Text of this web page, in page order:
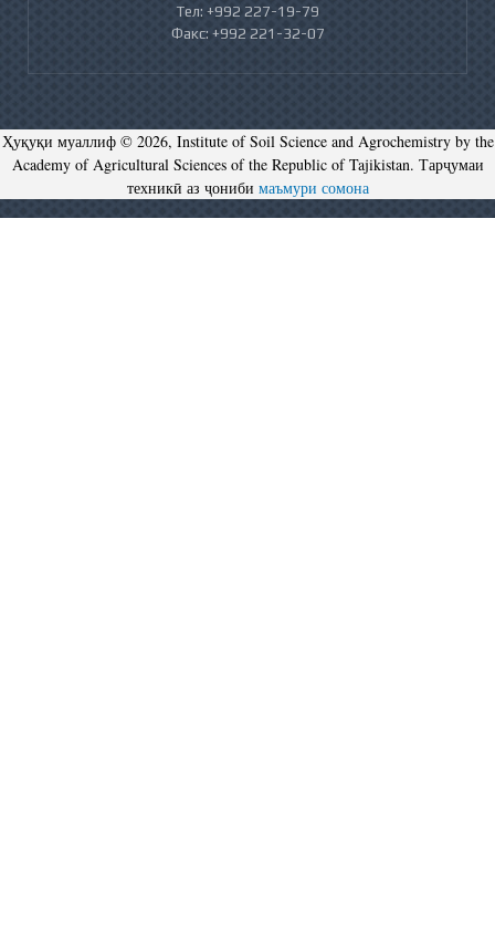
Тел: +992 227-19-79
Факс: +992 221-32-07
Ҳуқуқи муаллиф © 2026, Institute of Soil Science and Agrochemistry by the
Academy of Agricultural Sciences of the Republic of Tajikistan. Тарҷумаи
техникӣ аз ҷониби маъмури сомона